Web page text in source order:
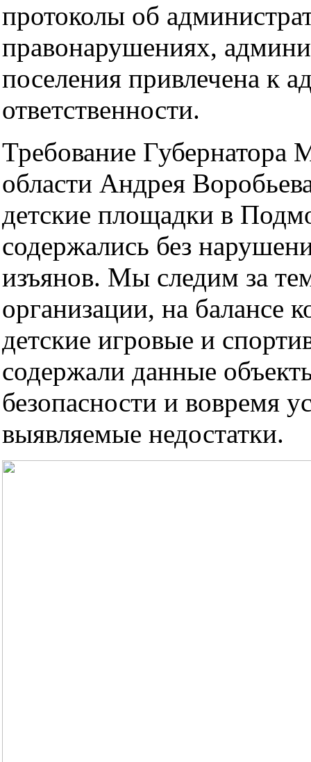
протоколы об
правонарушениях,
поселения привлечена к
ответственности.
Требование Губернатора
области Андрея
детские площадки в
содержались без
изъянов. Мы следим за
организации, на балансе
детские игровые и
содержали данные
безопасности и вовремя
выявляемые недостатки.